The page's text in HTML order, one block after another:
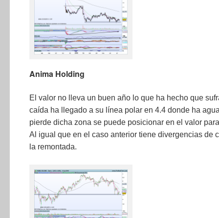
Anima Holding
El valor no lleva un buen año lo que ha hecho que
caída ha llegado a su línea polar en 4.4 donde ha
pierde dicha zona se puede posicionar en el valor
Al igual que en el caso anterior tiene divergencias de
la remontada.